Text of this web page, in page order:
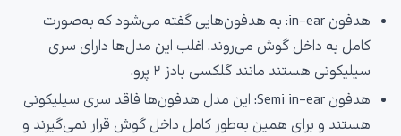
هدفون in-ear: به هدفون‌هایی گفته می‌شود که به‌صورت
کامل به داخل گوش می‌روند. اغلب این مدل‌ها دارای سری
سیلیکونی هستند مانند گلکسی بادز ۲ پرو.
هدفون Semi in-ear: این مدل هدفون‌ها فاقد سری سیلیکونی
هستند و برای همین به‌طور کامل داخل گوش قرار نمی‌گیرند و